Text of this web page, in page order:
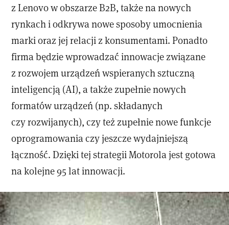
z Lenovo w obszarze B2B, także na nowych
rynkach i odkrywa nowe sposoby umocnienia
marki oraz jej relacji z konsumentami. Ponadto
firma będzie wprowadzać innowacje związane
z rozwojem urządzeń wspieranych sztuczną
inteligencją (AI), a także zupełnie nowych
formatów urządzeń (np. składanych
czy rozwijanych), czy też zupełnie nowe funkcje
oprogramowania czy jeszcze wydajniejszą
łączność. Dzięki tej strategii Motorola jest gotowa
na kolejne 95 lat innowacji.